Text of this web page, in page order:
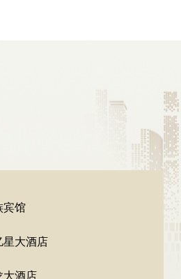
宾馆
星大酒店
大酒店